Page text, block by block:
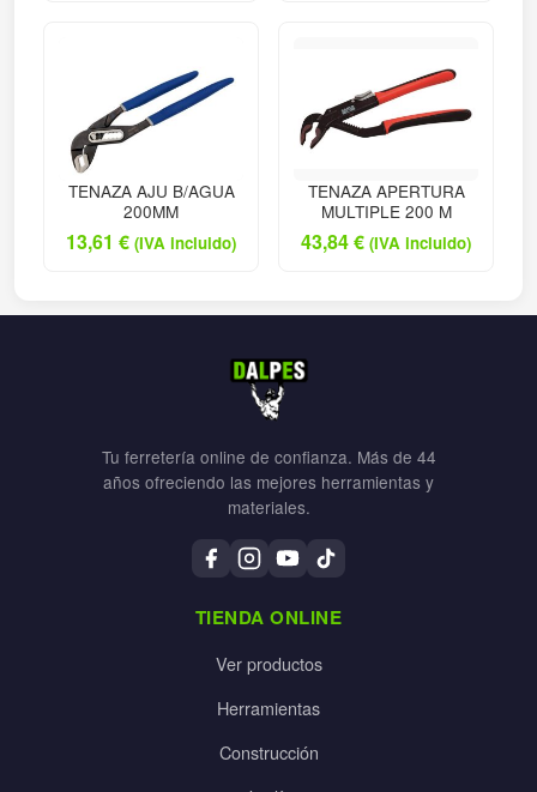
TENAZA AJU B/AGUA
200MM
13,61 € (IVA incluido)
TENAZA APERTURA
MULTIPLE 200 M
43,84€ (IVA incluido)
Tu ferretería online de confianza. Más de 44
años ofreciendo las mejores herramientas y
materiales.
TIENDA ONLINE
Ver productos
Herramientas
Construcción